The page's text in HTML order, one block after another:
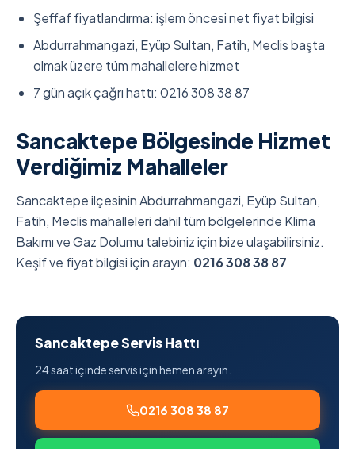
Şeffaf fiyatlandırma: işlem öncesi net fiyat bilgisi
Abdurrahmangazi, Eyüp Sultan, Fatih, Meclis başta
olmak üzere tüm mahallelere hizmet
7 gün açık çağrı hattı: 0216 308 38 87
Sancaktepe Bölgesinde Hizmet
Verdiğimiz Mahalleler
Sancaktepe ilçesinin Abdurrahmangazi, Eyüp Sultan,
Fatih, Meclis mahalleleri dahil tüm bölgelerinde Klima
Bakımı ve Gaz Dolumu talebiniz için bize ulaşabilirsiniz.
Keşif ve fiyat bilgisi için arayın: 0216 308 38 87
Sancaktepe Servis Hattı
24 saat içinde servis için hemen arayın.
0216 308 38 87